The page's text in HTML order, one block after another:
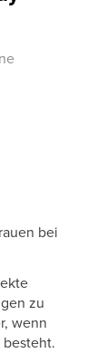
bei
zu
wenn